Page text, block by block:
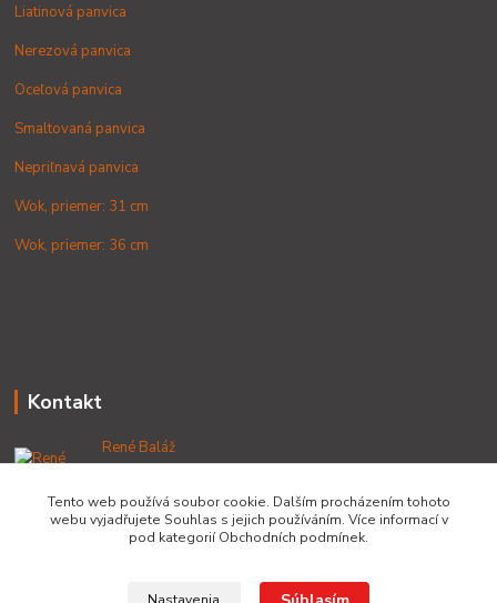
Liatinová panvica
Nerezová panvica
Oceľová panvica
Smaltovaná panvica
Nepriľnavá panvica
Wok, priemer: 31 cm
Wok, priemer: 36 cm
Kontakt
René Baláž
+421 902 212 007
od 8:00 - do 16:00 hod
info@lacnekotliky.sk
Tento web používá soubor cookie. Dalším procházením tohoto
webu vyjadřujete Souhlas s jejich používáním. Více informací v
pod kategorií Obchodních podmínek.